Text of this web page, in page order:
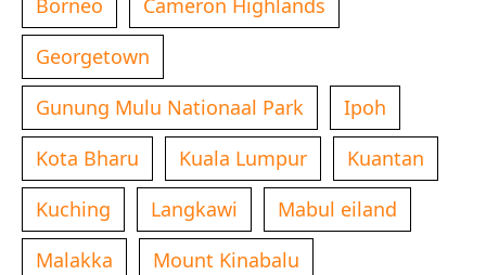
Borneo
Cameron Highlands
Georgetown
Gunung Mulu Nationaal Park
Ipoh
Kota Bharu
Kuala Lumpur
Kuantan
Kuching
Langkawi
Mabul eiland
Malakka
Mount Kinabalu